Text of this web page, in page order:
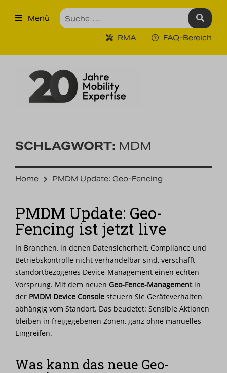
×
Robuste Industrie-Tablet PCs
Ruggedized Industrie
Handhelds
Kontakt
Nachrichten
Karriere
Menü
RMA FAQ-Bereich
SCHLAGWORT: MDM
Home PMDM Update: Geo-Fencing
PMDM Update: Geo-
Fencing ist jetzt live
In Branchen, in denen Datensicherheit, Compliance und
Betriebskontrolle nicht verhandelbar sind, verschafft
standortbezogenes Device-Management einen echten
Vorsprung. Mit dem neuen Geo-Fence-Managementin
der PMDM Device Console steuern Sie Geräteverhalten
abhängig vom Standort. Das beudetet: Sensible Aktionen
bleiben in freigegebenen Zonen, ganz ohne manuelles
Eingreifen.
Was kann das neue Geo-